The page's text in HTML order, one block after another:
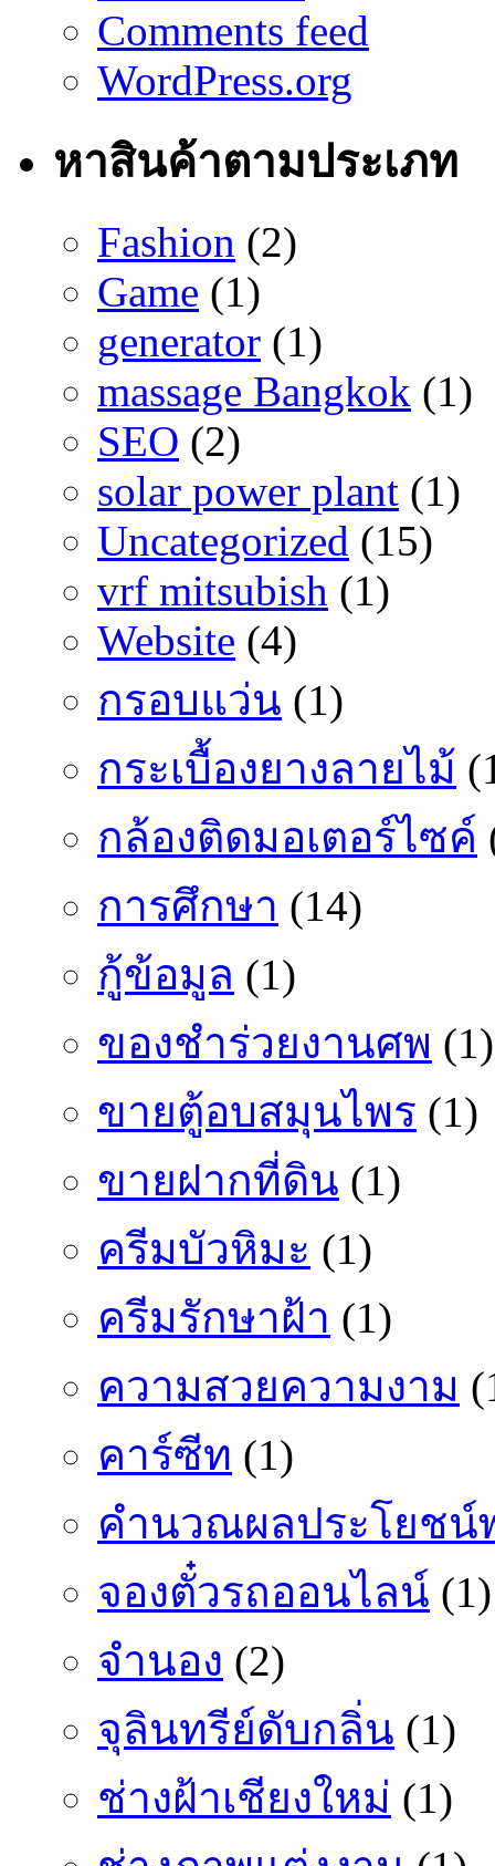
Comments feed
WordPress.org
หาสินค้าตามประเภท
Fashion (2)
Game (1)
generator (1)
massage Bangkok (1)
SEO (2)
solar power plant (1)
Uncategorized (15)
vrf mitsubish (1)
Website (4)
กรอบแว่น (1)
กระเบื้องยางลายไม้
กล้องติดมอเตอร์ไซค์
การศึกษา (14)
กู้ข้อมูล (1)
ของชำร่วยงานศพ (1)
ขายตู้อบสมุนไพร (1)
ขายฝากที่ดิน (1)
ครีมบัวหิมะ (1)
ครีมรักษาฝ้า (1)
ความสวยความงาม
คาร์ซีท (1)
คำนวณผลประโยชน์
จองตั๋วรถออนไลน์ (1)
จำนอง (2)
จุลินทรีย์ดับกลิ่น (1)
ช่างฝ้าเชียงใหม่ (1)